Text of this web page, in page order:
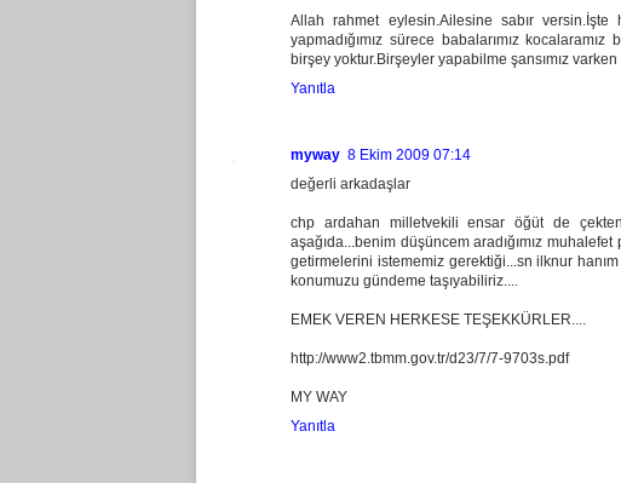
Allah rahmet eylesin.Ailesine sabır
yapmadığımız sürece babalarımız
birşey yoktur.Birşeyler yapabilme şansımız
Yanıtla
myway 8 Ekim 2009 07:14
değerli arkadaşlar
chp ardahan milletvekili ensar öğüt de
aşağıda...benim düşüncem aradığımız
getirmelerini istememiz gerektiği...sn ilknur
konumuzu gündeme taşıyabiliriz....
EMEK VEREN HERKESE TEŞEKKÜRLER....
http://www2.tbmm.gov.tr/d23/7/7-9703s.pdf
MY WAY
Yanıtla